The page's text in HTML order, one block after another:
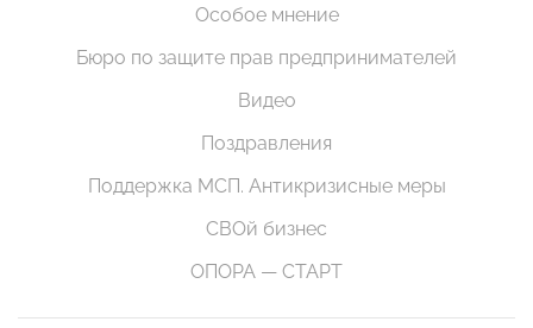
Особое мнение
Бюро по защите прав предпринимателей
Видео
Поздравления
Поддержка МСП. Антикризисные меры
СВОй бизнес
ОПОРА — СТАРТ